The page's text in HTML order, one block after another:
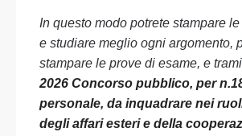
In questo modo potrete stampare
e studiare meglio ogni argomento,
stampare le prove di esame, e
2026 Concorso pubblico, per
personale, da inquadrare nei
degli affari esteri e della